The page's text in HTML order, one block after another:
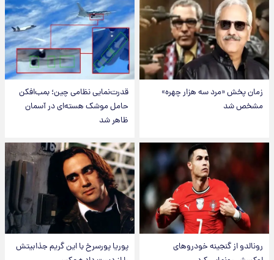
زمان پخش «مرد سه هزار چهره»
مشخص شد
قدرت‌نمایی نظامی چین؛ بمب‌افکن
حامل موشک هسته‌ای در آسمان
ظاهر شد
رونالدو از گنجینه خودروهای
پوریا پورسرخ با این گریم جذابیتش